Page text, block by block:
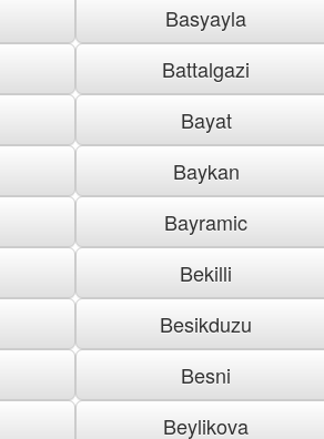
Basyayla
Battalgazi
Bayat
Baykan
Bayramic
Bekilli
Besikduzu
Besni
Beylikova